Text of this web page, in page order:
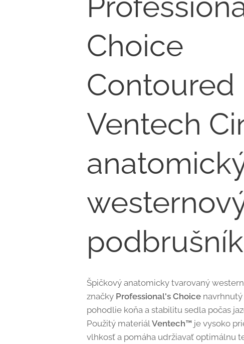
Choice
Contoured
Ventech
podbrušník
Špičkový anatomicky tvarovaný
značky Professional's Choice
pohodlie koňa a stabilitu sedla počas
Použitý materiálVentech™ je vysoko
vlhkosť a pomáha udržiavať optimálnu